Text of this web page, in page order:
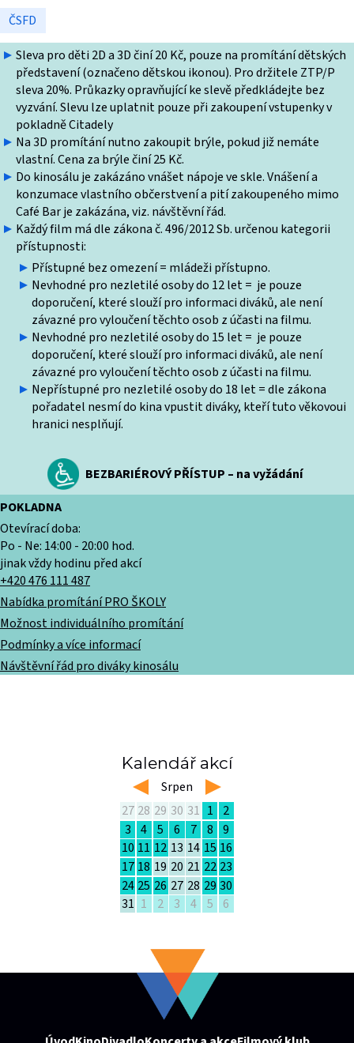
Sleva pro děti 2D a 3D činí 20 Kč, pouze na promítání dětských
představení (označeno dětskou ikonou). Pro držitele ZTP/P
sleva 20%. Průkazky opravňující ke slevě předkládejte bez
vyzvání. Slevu lze uplatnit pouze při zakoupení vstupenky v
pokladně Citadely
Na 3D promítání nutno zakoupit brýle, pokud již nemáte
vlastní. Cena za brýle činí 25 Kč.
Do kinosálu je zakázáno vnášet nápoje ve skle. Vnášení a
konzumace vlastního občerstvení a pití zakoupeného mimo
Café Bar je zakázána, viz. návštěvní řád.
Každý film má dle zákona č. 496/2012 Sb. určenou kategorii
přístupnosti:
Přístupné bez omezení = mládeži přístupno.
Nevhodné pro nezletilé osoby do 12 let = je pouze
doporučení, které slouží pro informaci diváků, ale není
závazné pro vyloučení těchto osob z účasti na filmu.
Nevhodné pro nezletilé osoby do 15 let = je pouze
doporučení, které slouží pro informaci diváků, ale není
závazné pro vyloučení těchto osob z účasti na filmu.
Nepřístupné pro nezletilé osoby do 18 let = dle zákona
pořadatel nesmí do kina vpustit diváky, kteří tuto věkovoui
hranici nesplňují.
BEZBARIÉROVÝ PŘÍSTUP – na vyžádání
POKLADNA
Otevírací doba:
Po - Ne: 14:00 - 20:00 hod.
jinak vždy hodinu před akcí
+420 476 111 487
Nabídka promítání PRO ŠKOLY
Možnost individuálního promítání
Podmínky a více informací
Návštěvní řád pro diváky kinosálu
ČSFD
Kalendář akcí
left Srpen right
27 28 29 30 31 1
2
3
4 5 6 7 8
9
10 11 12 13 14 15 16
17 18 19 20 21 22 23
24 25 26 27 28 29 30
31 1 2 3 4 5 6